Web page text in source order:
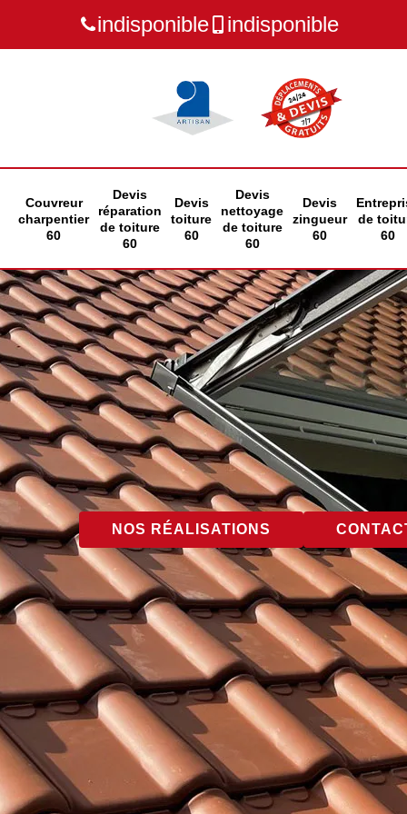
indisponible indisponible
Couvreur
charpentier
60
Devis
réparation
de toiture
60
Devis
toiture
60
Devis
nettoyage
de toiture
60
Devis
zingueur
60
de
60
NOS RÉALISATIONS